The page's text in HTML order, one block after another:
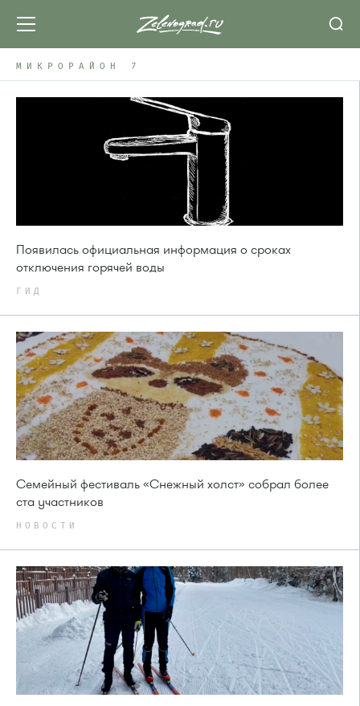
МИКРОРАЙОН 7
Появилась официальная информация о сроках
отключения горячей воды
ГИД
Семейный фестиваль «Снежный холст» собрал более
ста участников
НОВОСТИ